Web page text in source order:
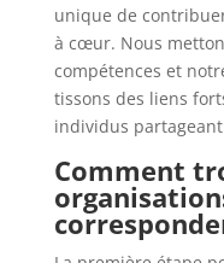
unique de
à cœur. Nous
compétences et
tissons des liens
individus
Comment